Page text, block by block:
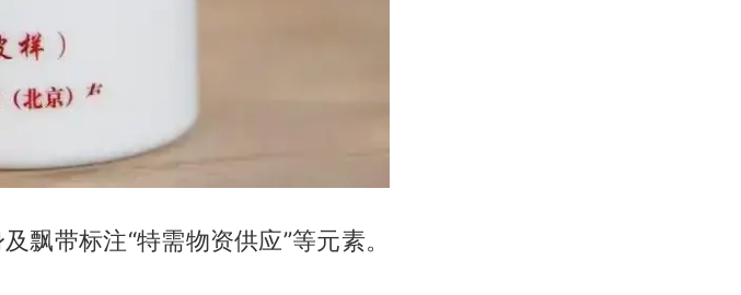
飘带标注“特需物资供应”等元素。